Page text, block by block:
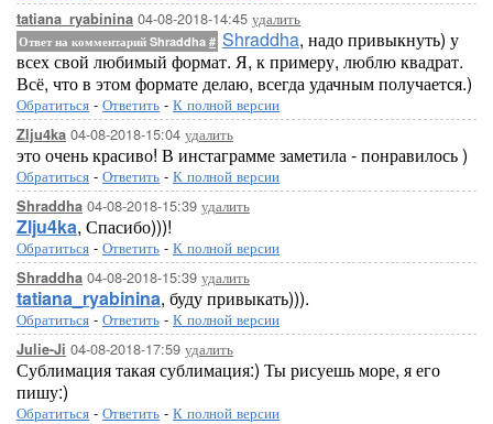
tatiana_ryabinina 04-08-2018-14:45 удалить
Ответ на комментарий Shraddha # Shraddha, надо привыкнуть) у
всех свой любимый формат. Я, к примеру, люблю квадрат.
Всё, что в этом формате делаю, всегда удачным получается.)
Обратиться - Ответить - К полной версии
Zlju4ka 04-08-2018-15:04 удалить
это очень красиво! В инстаграмме заметила - понравилось )
Обратиться - Ответить - К полной версии
Shraddha 04-08-2018-15:39 удалить
Zlju4ka, Спасибо)))!
Обратиться - Ответить - К полной версии
Shraddha 04-08-2018-15:39 удалить
tatiana_ryabinina, буду привыкать))).
Обратиться - Ответить - К полной версии
Julie-Ji 04-08-2018-17:59 удалить
Сублимация такая сублимация:) Ты рисуешь море, я его
пишу:)
Обратиться - Ответить - К полной версии